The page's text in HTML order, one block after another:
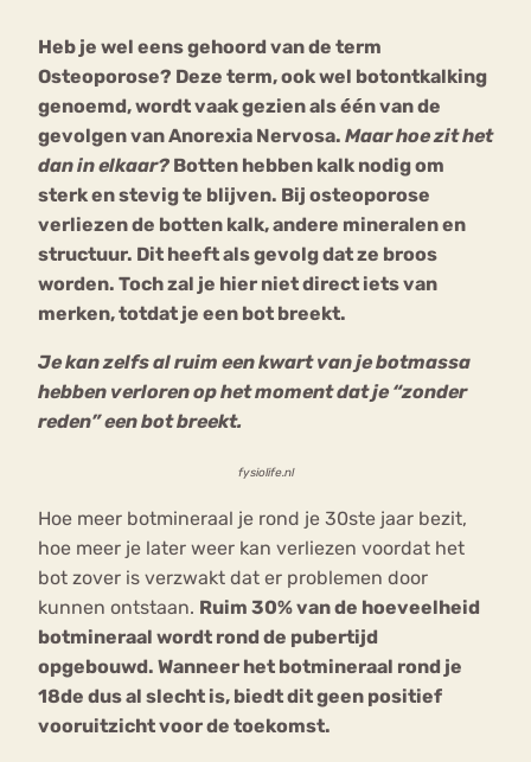
Heb je wel eens gehoord van de term
Osteoporose? Deze term, ook wel botontkalking
genoemd, wordt vaak gezien als één van de
gevolgen van Anorexia Nervosa. Maar hoe zit het
dan in elkaar? Botten hebben kalk nodig om
sterk en stevig te blijven. Bij osteoporose
verliezen de botten kalk, andere mineralen en
structuur. Dit heeft als gevolg dat ze broos
worden. Toch zal je hier niet direct iets van
merken, totdat je een bot breekt.
Je kan zelfs al ruim een kwart van je botmassa
hebben verloren op het moment dat je “zonder
reden” een bot breekt.
fysiolife.nl
Hoe meer botmineraal je rond je 30ste jaar bezit,
hoe meer je later weer kan verliezen voordat het
bot zover is verzwakt dat er problemen door
kunnen ontstaan. Ruim 30% van de hoeveelheid
botmineraal wordt rond de pubertijd
opgebouwd. Wanneer het botmineraal rond je
18de dus al slecht is, biedt dit geen positief
vooruitzicht voor de toekomst.
Chat
Forum
Bouli
mia
Nerv
osa
Eetstoornis Anorexia Nervosa
Eetbuien Piekeren Sport
Trauma
Orthorexia
Afvallen Angst